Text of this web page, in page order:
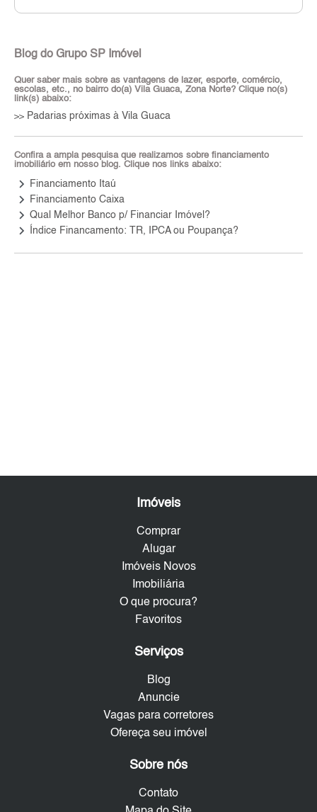
Blog do Grupo SP Imóvel
Quer saber mais sobre as vantagens de lazer, esporte, comércio,
escolas, etc., no bairro do(a) Vila Guaca, Zona Norte? Clique no(s)
link(s) abaixo:
>> Padarias próximas à Vila Guaca
Confira a ampla pesquisa que realizamos sobre financiamento
imobiliário em nosso blog. Clique nos links abaixo:
keyboard_arrow_right Financiamento Itaú
keyboard_arrow_right Financiamento Caixa
keyboard_arrow_right Qual Melhor Banco p/ Financiar Imóvel?
keyboard_arrow_right Índice Financamento: TR, IPCA ou Poupança?
Imóveis
Comprar
Alugar
Imóveis Novos
Imobiliária
O que procura?
Favoritos
Serviços
Blog
Anuncie
Vagas para corretores
Ofereça seu imóvel
Sobre nós
Contato